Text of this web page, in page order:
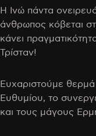
Η Ινώ πάντα
άνθρωπος κόβεται
κάνει
Τρίσταν!
Ευχαριστούμε
Ευθυμίου, το
και τους μάγους